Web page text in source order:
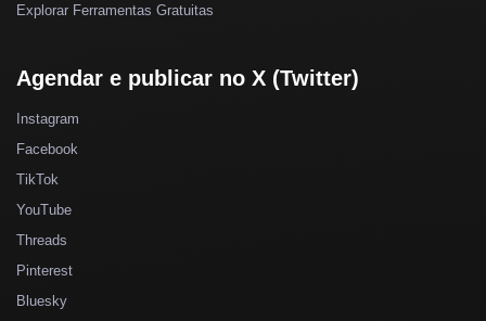
Explorar Ferramentas Gratuitas
Agendar e publicar no X (Twitter)
Instagram
Facebook
TikTok
YouTube
Threads
Pinterest
Bluesky